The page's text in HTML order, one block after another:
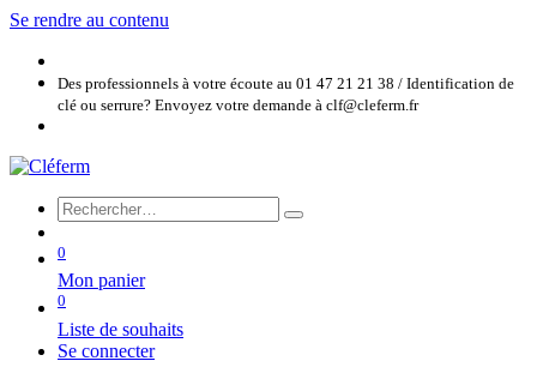
Se rendre au contenu
Des professionnels à votre écoute au 01 47 21 21 38 / Identification de
clé ou serrure? Envoyez votre demande à clf@cleferm.fr
0
Mon panier
0
Liste de souhaits
Se connecter